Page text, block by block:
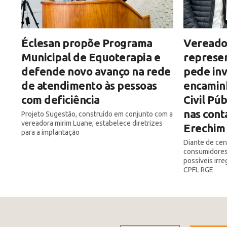
Éclesan propõe Programa
Municipal de Equoterapia e
defende novo avanço na rede
de atendimento às pessoas
com deficiência
Projeto Sugestão, construído em conjunto com a
vereadora mirim Luane, estabelece diretrizes
para a implantação
pede
Civil
nas
Erechim
Diante de
possíveis
CPFL RGE